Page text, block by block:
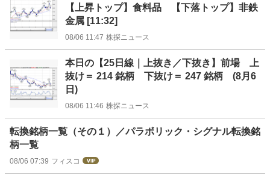
【上昇トップ】食料品 【下落トップ】非鉄
金属 [11:32]
08/06 11:47 株探ニュース
本日の【25日線｜上抜き／下抜き】前場 上
抜け＝ 214 銘柄 下抜け＝ 247 銘柄 (8月6
日)
08/06 11:46 株探ニュース
転換銘柄一覧（その１）／パラボリック・シグナル転換銘
柄一覧
08/06 07:39 フィスコ